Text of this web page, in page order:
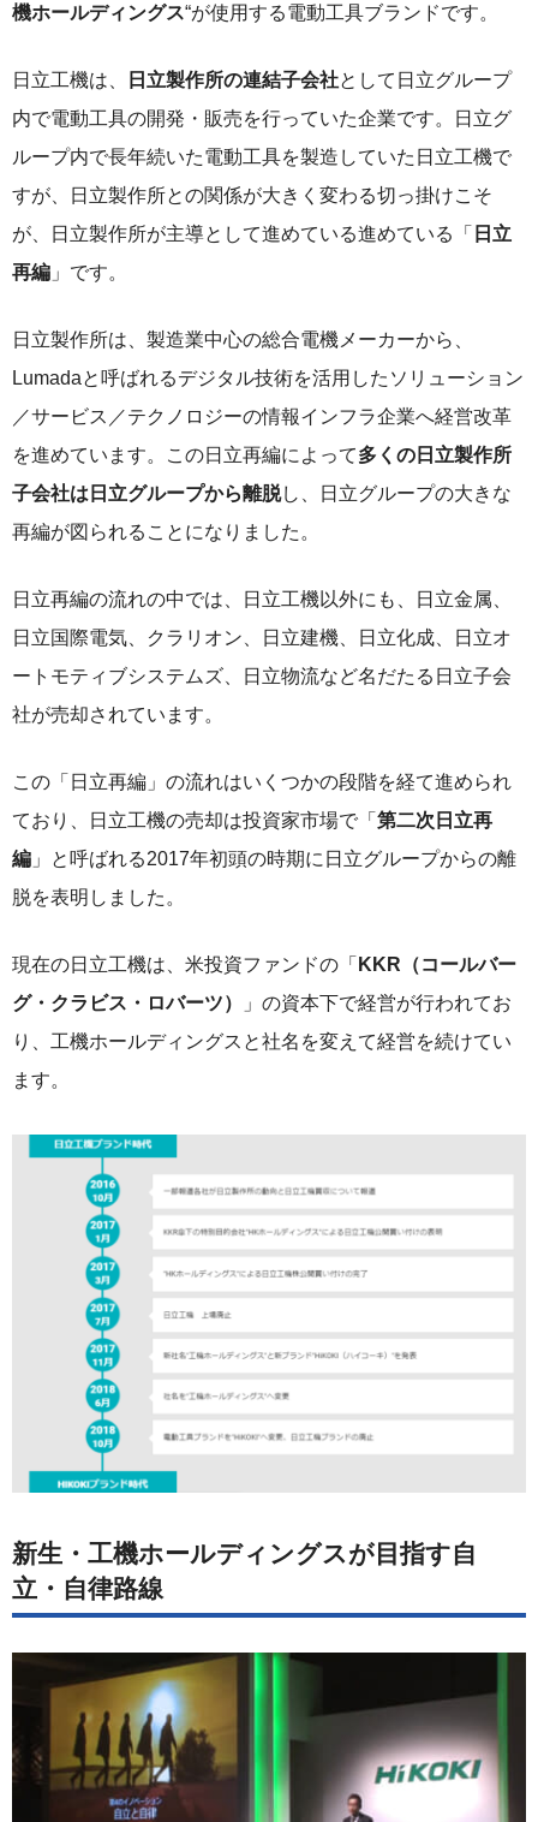
機ホールディングス“が使用する電動工具ブランドです。
日立工機は、 日立製作所の連結子会社として日立グループ
内で電動工具の開発・販売を行っていた企業です。日立グ
ループ内で長年続いた電動工具を製造していた日立工機で
すが、日立製作所との関係が大きく変わる切っ掛けこそ
が、日立製作所が主導として進めている進めている「 日立
再編 」です。
日立製作所は、製造業中心の総合電機メーカーから、
Lumadaと呼ばれるデジタル技術を活用したソリューション
／サービス／テクノロジーの情報インフラ企業へ経営改革
を進めています。この日立再編によって多くの日立製作所
子会社は日立グループから離脱し、日立グループの大きな
再編が図られることになりました。
日立再編の流れの中では、日立工機以外にも、日立金属、
日立国際電気、クラリオン、日立建機、日立化成、日立オ
ートモティブシステムズ、日立物流など名だたる日立子会
社が売却されています。
この「日立再編」の流れはいくつかの段階を経て進められ
ており、日立工機の売却は投資家市場で「 第二次日立再
編 」と呼ばれる2017年初頭の時期に日立グループからの離
脱を表明しました。
現在の日立工機は、米投資ファンドの「 KKR（コールバー
グ・クラビス・ロバーツ）
」の資本下で経営が行われてお
り、工機ホールディングスと社名を変えて経営を続けてい
ます。
新生・工機ホールディングスが目指す自
立・自律路線